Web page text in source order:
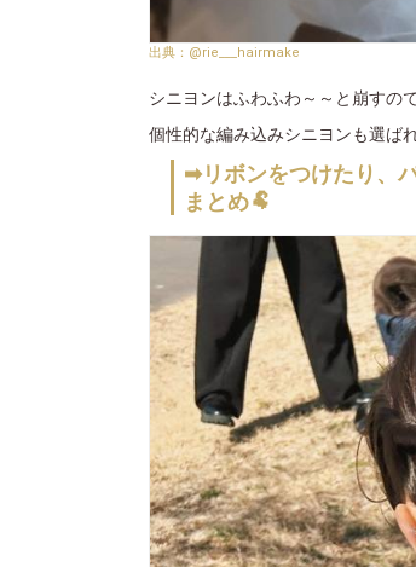
@rie___hairmake
シニヨンはふわふわ～～と崩すの
個性的な編み込みシニヨンも選ば
➡リボンをつけたり、
まとめ🐏